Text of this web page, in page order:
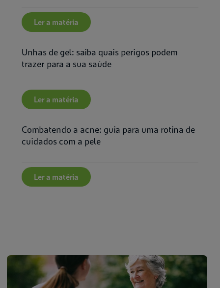
Ler a matéria
Unhas de gel: saiba quais perigos podem
trazer para a sua saúde
Ler a matéria
Combatendo a acne: guia para uma rotina de
cuidados com a pele
Ler a matéria